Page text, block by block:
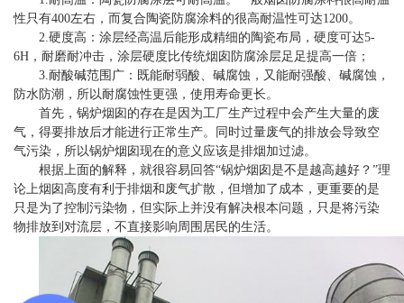
性只有400左右，而复合陶瓷防腐涂料的很高耐温性可达1200。
2.硬度高：涂层经高温后能形成精细的陶瓷布局，硬度可达5-
6H，耐磨耐冲击，涂层硬度比传统烟囱防腐涂层足足提高一倍；
3.耐酸碱范围广：既能耐弱酸、碱腐蚀，又能耐强酸、碱腐蚀，
防水防潮，所以耐腐蚀性更强，使用寿命更长。
首先，锅炉烟囱的存在是因为工厂生产过程中会产生大量的废
气，得要排放后才能进行正常生产。同时过量废气的排放会导致空
气污染，所以锅炉烟囱现在的意义应该是排烟加过滤。
根据上面的解释，就很容易回答“锅炉烟囱是不是越高越好？”理
论上烟囱高度有利于排烟和废气扩散，但增加了成本，更重要的是
只是为了控制污染物，但实际上并没有解决根本问题，只是将污染
物排放到对流层，不直接影响周围居民的生活。